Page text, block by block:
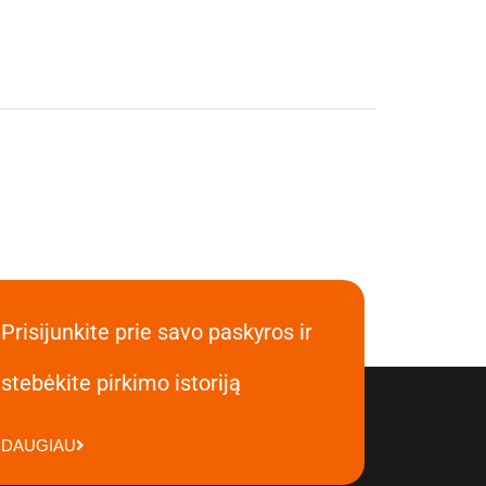
Prisijunkite prie savo paskyros ir
stebėkite pirkimo istoriją
DAUGIAU